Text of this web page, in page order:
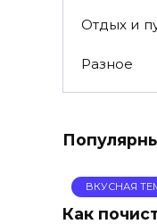
Отдых и
Разное
ВКУСНАЯ
Как